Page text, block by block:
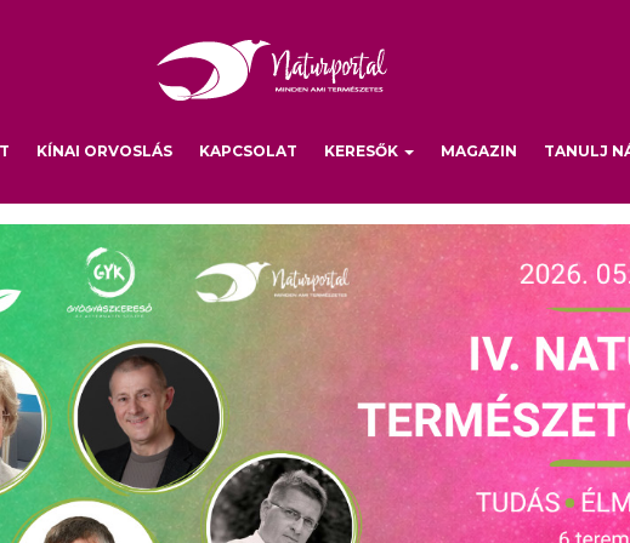
KÍNAI ORVOSLÁS KAPCSOLAT KERESŐK MAGAZIN TANULJ